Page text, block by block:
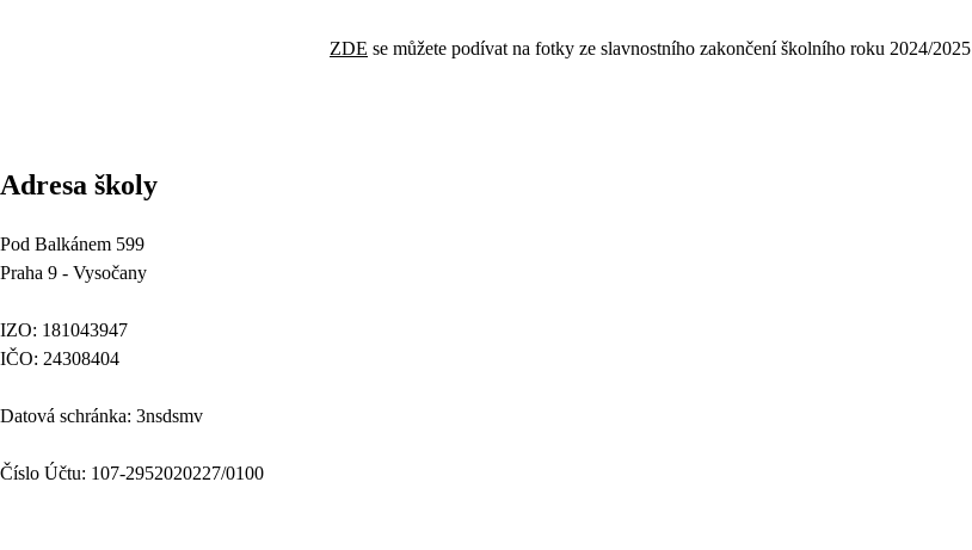
ZDE se můžete podívat na fotky ze slavnostního zakončení školního roku 2024/2025
Adresa školy
Pod Balkánem 599
Praha 9 - Vysočany
IZO: 181043947
IČO: 24308404
Datová schránka: 3nsdsmv
Číslo Účtu: 107-2952020227/0100